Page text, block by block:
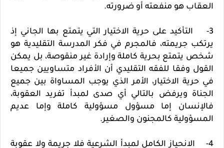
العقاب هو منفعته أو ضرورته.
3- التأكيد على حرية الاختيار التي يتمتع بها الجاني إذ
يرتكب جريمته، فالمجرم في فكر المدرسة التقليدية هو
شخص يتمتع بحرية كاملة وإرادة غير منقوصة، بل يمكن
القول وفقا للفقه التقليدي أن الأفراد متساويين جميعا
في حرية الاختيار، الأمر الذي يوجب المساواة بين جميع
الجناة ويرفض بالتالي أي صدى لمبدأ تفريد العقوبة،
فالإنسان إما مسؤول مسؤولية كاملة وإما عديم
المسؤولية كالمجنون والصغير.
4- الانحياز الكامل لمبدأ الشرعية فلا جريمة ولا عقوبة